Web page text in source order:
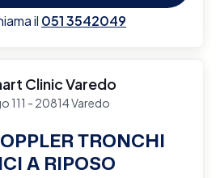
il 051 3542049
Clinic Varedo
111 - 20814 Varedo
TRONCHI
A RIPOSO